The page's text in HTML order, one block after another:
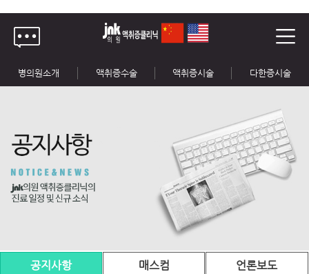
병의원소개 액취증수술 액취증시술 다한증시술
공지사항 매스컴 언론보도